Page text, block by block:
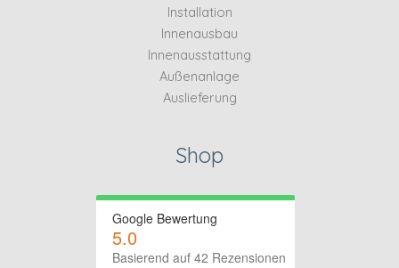
Installation
Innenausbau
Innenausstattung
Außenanlage
Auslieferung
Shop
Google Bewertung
5.0
Basierend auf 42 Rezensionen